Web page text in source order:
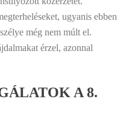
ugyanis ebben
még nem múlt el.
érzel, azonnal
A 8.